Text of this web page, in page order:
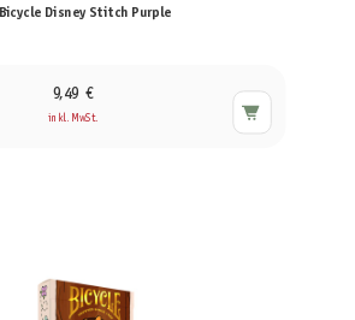
Bicycle Disney Stitch Purple
9,49 €
inkl. MwSt.